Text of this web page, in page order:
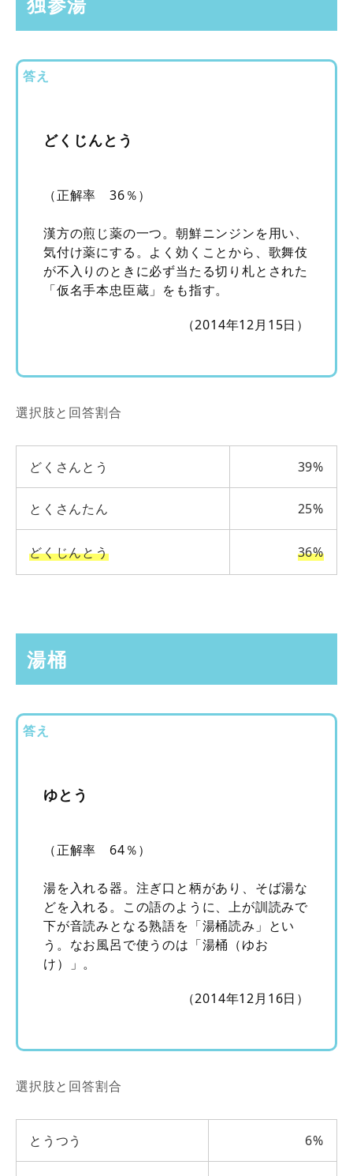
答え
どくじんとう
（正解率 36％）
漢方の煎じ薬の一つ。朝鮮ニンジンを用い、
気付け薬にする。よく効くことから、歌舞伎
が不入りのときに必ず当たる切り札とされた
「仮名手本忠臣蔵」をも指す。
（2014年12月15日）
選択肢と回答割合
どくさんとう 39%
とくさんたん 25%
どくじんとう 36%
湯桶
答え
ゆとう
（正解率 64％）
湯を入れる器。注ぎ口と柄があり、そば湯な
どを入れる。この語のように、上が訓読みで
下が音読みとなる熟語を「湯桶読み」とい
う。なお風呂で使うのは「湯桶（ゆお
け）」。
（2014年12月16日）
選択肢と回答割合
とうつう 6%